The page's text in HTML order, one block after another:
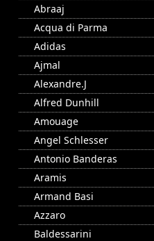
Abraaj
Acqua di Parma
Adidas
Ajmal
Alexandre.J
Alfred Dunhill
Amouage
Angel Schlesser
Antonio Banderas
Aramis
Armand Basi
Azzaro
Baldessarini